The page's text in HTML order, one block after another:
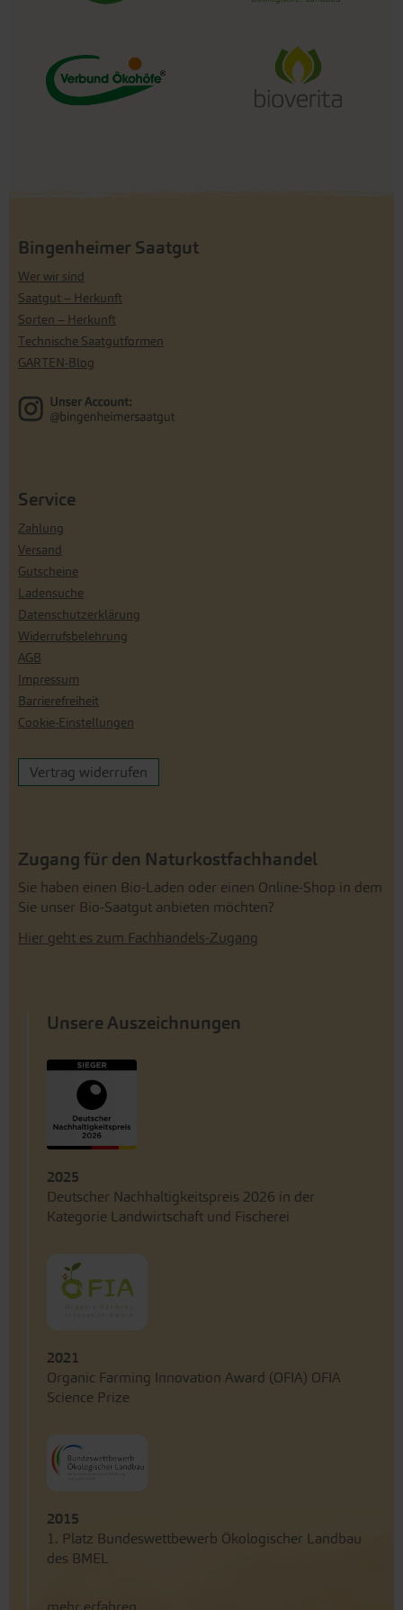
Bingenheimer Saatgut
Wer wir sind
Saatgut – Herkunft
Sorten – Herkunft
Technische Saatgutformen
GARTEN-Blog
Service
Zahlung
Versand
Gutscheine
Ladensuche
Datenschutzerklärung
Widerrufsbelehrung
AGB
Impressum
Barrierefreiheit
Cookie-Einstellungen
Vertrag widerrufen
Zugang für den Naturkostfachhandel
Sie haben einen Bio-Laden oder einen Online-Shop in dem
Sie unser Bio-Saatgut anbieten möchten?
Hier geht es zum Fachhandels-Zugang
Unsere Auszeichnungen
2025
Deutscher Nachhaltigkeitspreis 2026 in der
Kategorie Landwirtschaft und Fischerei
2021
Organic Farming Innovation Award (OFIA) OFIA
Science Prize
2015
1. Platz Bundeswettbewerb Ökologischer Landbau
des BMEL